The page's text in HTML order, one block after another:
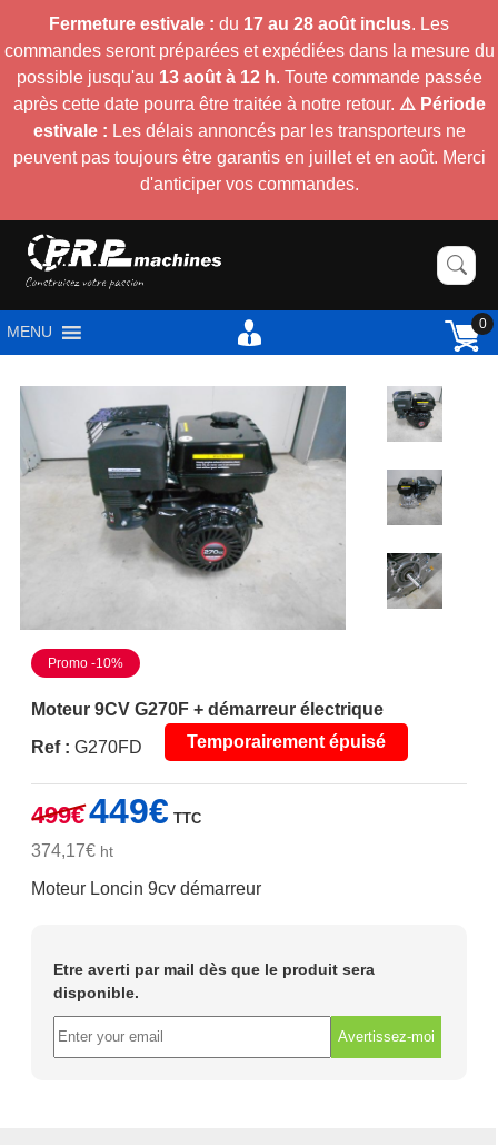
Fermeture estivale : du 17 au 28 août inclus. Les
commandes seront préparées et expédiées dans la mesure du
possible jusqu'au 13 août à 12 h. Toute commande passée
après cette date pourra être traitée à notre retour. ⚠️ Période
estivale : Les délais annoncés par les transporteurs ne
peuvent pas toujours être garantis en juillet et en août. Merci
d'anticiper vos commandes.
MENU 0
Promo -10%
Moteur 9CV G270F + démarreur électrique
Ref : G270FD Temporairement épuisé
499€
Le
prix
initial
449€prix
est :
TTC
374,17€ht
Moteur Loncin 9cv démarreur
Etre averti par mail dès que le produit sera
disponible.
Avertissez-moi